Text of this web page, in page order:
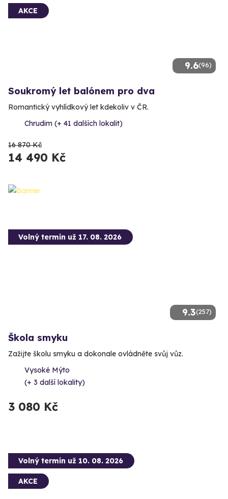
9.6(96)
AKCE
Soukromý let balónem pro dva
Romantický vyhlídkový let kdekoliv v ČR.
Chrudim (+ 41 dalších lokalit)
16 870 Kč
14 490 Kč
9.3(257)
Volný termín už 17. 08. 2026
Škola smyku
Zažijte školu smyku a dokonale ovládněte svůj vůz.
Vysoké Mýto
(+ 3 další lokality)
3 080 Kč
Volný termín už 10. 08. 2026
AKCE